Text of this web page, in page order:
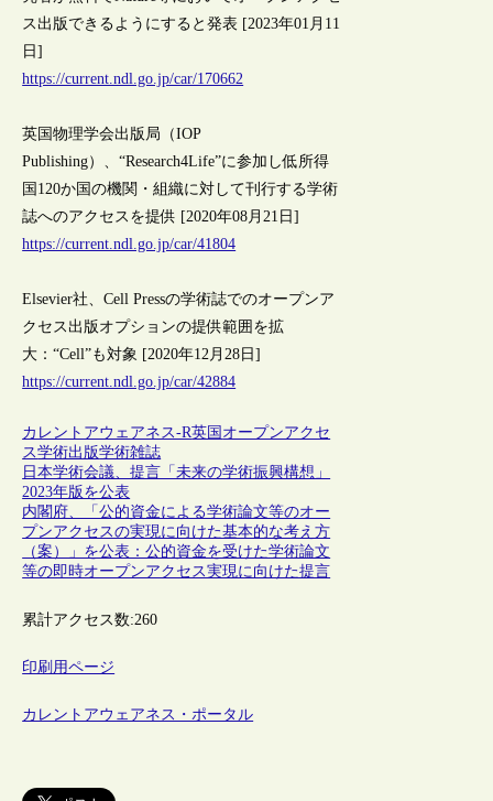
ス出版できるようにすると発表 [2023年01月11
日]
https://current.ndl.go.jp/car/170662
英国物理学会出版局（IOP
Publishing）、“Research4Life”に参加し低所得
国120か国の機関・組織に対して刊行する学術
誌へのアクセスを提供 [2020年08月21日]
https://current.ndl.go.jp/car/41804
Elsevier社、Cell Pressの学術誌でのオープンア
クセス出版オプションの提供範囲を拡
大：“Cell”も対象 [2020年12月28日]
https://current.ndl.go.jp/car/42884
カレントアウェアネス-R英国 オープンアクセ
ス学術出版学術雑誌
日本学術会議、提言「未来の学術振興構想」
2023年版を公表
内閣府、「公的資金による学術論文等のオー
プンアクセスの実現に向けた基本的な考え方
（案）」を公表：公的資金を受けた学術論文
等の即時オープンアクセス実現に向けた提言
累計アクセス数:260
印刷用ページ
カレントアウェアネス・ポータル